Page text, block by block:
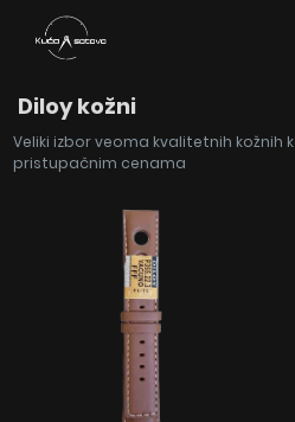
Diloy kožni
Veliki izbor veoma kvalitetnih kožnih
pristupačnim cenama